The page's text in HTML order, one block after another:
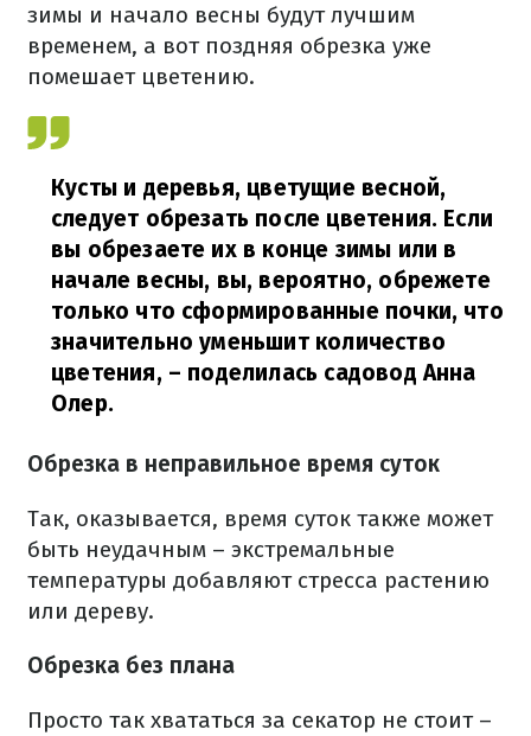
зимы и начало весны будут лучшим
временем, а вот поздняя обрезка уже
помешает цветению.
Кусты и деревья, цветущие весной,
следует обрезать после цветения. Если
вы обрезаете их в конце зимы или в
начале весны, вы, вероятно, обрежете
только что сформированные почки, что
значительно уменьшит количество
цветения, – поделилась садовод Анна
Олер.
Обрезка в неправильное время суток
Так, оказывается, время суток также может
быть неудачным – экстремальные
температуры добавляют стресса растению
или дереву.
Обрезка без плана
Просто так хвататься за секатор не стоит –